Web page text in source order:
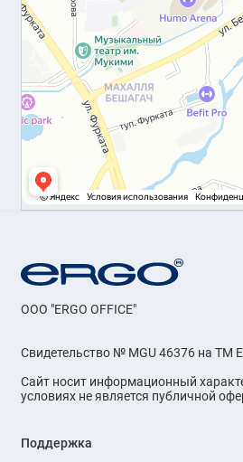
OOO "ERGO OFFICE"
Свидетельство № MGU 46376 на ТМ
Сайт носит информационный
условиях не является публичной
Поддержка